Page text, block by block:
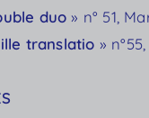
duo » n° 51,
translatio »